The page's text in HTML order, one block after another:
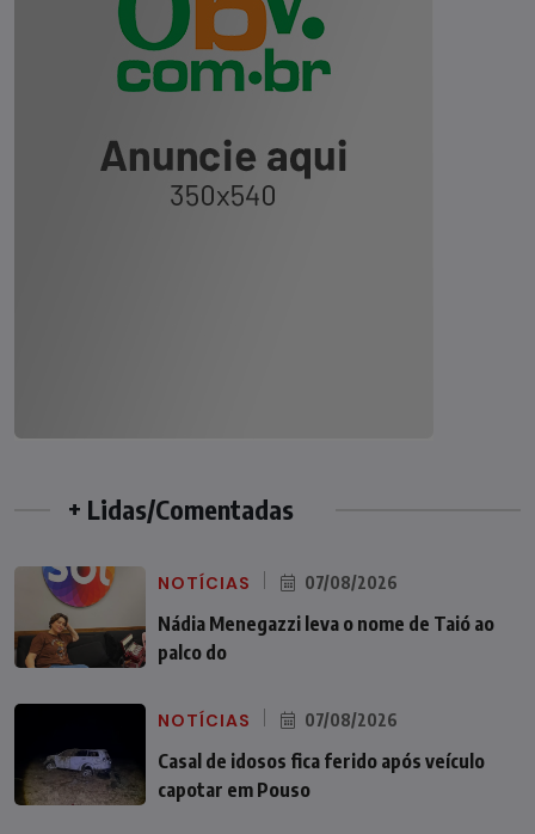
+ Lidas/Comentadas
NOTÍCIAS 07/08/2026
Nádia Menegazzi leva o nome de Taió ao
palco do
NOTÍCIAS 07/08/2026
Casal de idosos fica ferido após veículo
capotar em Pouso